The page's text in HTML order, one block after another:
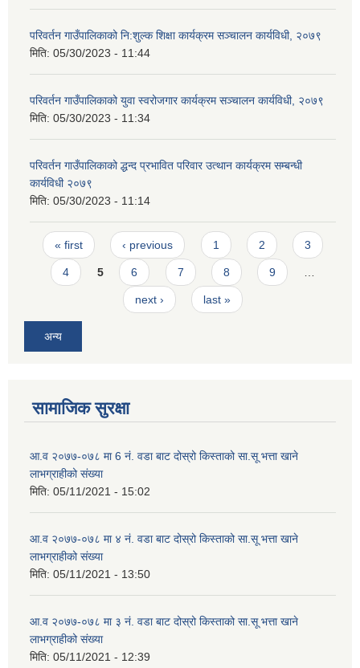
परिवर्तन गाउँपालिकाको नि:शुल्क शिक्षा कार्यक्रम सञ्चालन कार्यविधी, २०७९
मिति: 05/30/2023 - 11:44
परिवर्तन गाउँपालिकाको युवा स्वरोजगार कार्यक्रम सञ्चालन कार्यविधी, २०७९
मिति: 05/30/2023 - 11:34
परिवर्तन गाउँपालिकाको द्धन्द प्रभावित परिवार उत्थान कार्यक्रम सम्बन्धी
कार्यविधी २०७९
मिति: 05/30/2023 - 11:14
Pages
« first ‹ previous 1 2 3
4 5 6 7 8 9
next › last »
अन्य
सामाजिक सुरक्षा
आ.व २०७७-०७८ मा 6 न‌ं. वडा बाट दोस्रो किस्ताको सा.सू भत्ता खाने
लाभग्राहीको संख्या
मिति: 05/11/2021 - 15:02
आ.व २०७७-०७८ मा ४ न‌ं. वडा बाट दोस्रो किस्ताको सा.सू भत्ता खाने
लाभग्राहीको संख्या
मिति: 05/11/2021 - 13:50
आ.व २०७७-०७८ मा ३ न‌ं. वडा बाट दोस्रो किस्ताको सा.सू भत्ता खाने
लाभग्राहीको संख्या
मिति: 05/11/2021 - 12:39